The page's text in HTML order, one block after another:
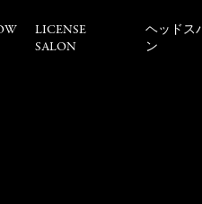
LICENSE
SALON
ヘッドス
ン